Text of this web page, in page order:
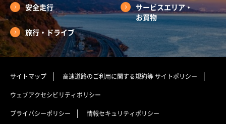
安全走行
サービスエリア・
お買物
旅行・ドライブ
サイトマップ 高速道路のご利用に関する規約等サイトポリシー
ウェブアクセシビリティポリシー
プライバシーポリシー 情報セキュリティポリシー